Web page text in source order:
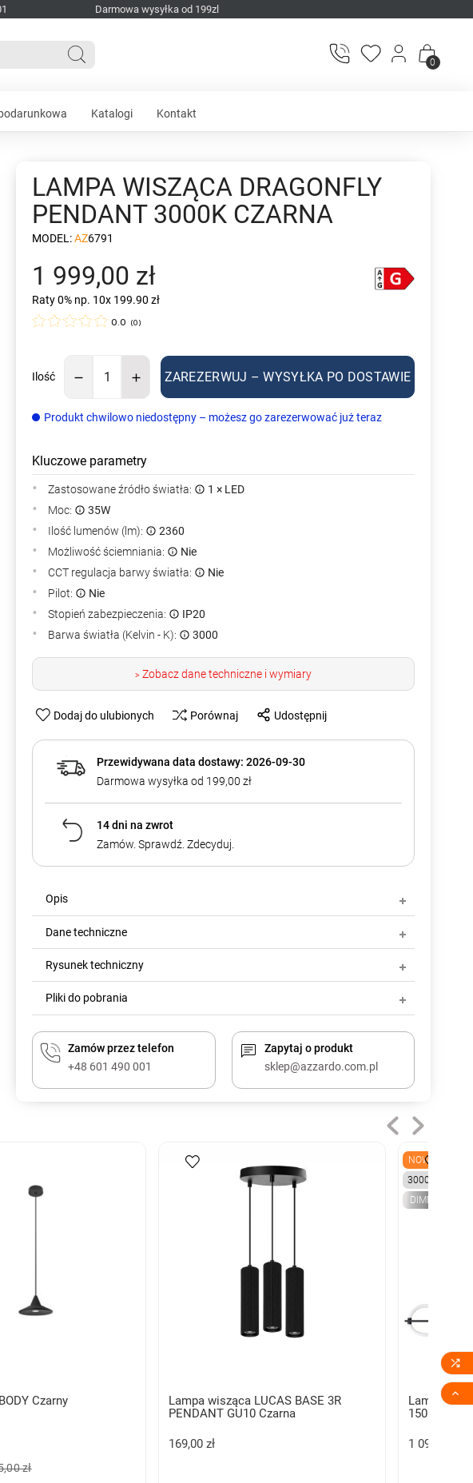
Darmowa wysyłka od 199zl
0
Katalogi Kontakt
LAMPA WISZĄCA DRAGONFLY
PENDANT 3000K CZARNA
MODEL:AZ6791
1 999,00 zł
Raty 0% np. 10x 199.90 zł
0.0 (0)
Ilość ZAREZERWUJ – WYSYŁKA PO DOSTAWIE
Produkt chwilowo niedostępny – możesz go zarezerwować już teraz
Kluczowe parametry
Zastosowane źródło światła:
1 × LED
Moc:
35W
Ilość lumenów (lm):
2360
Możliwość ściemniania:
Nie
CCT regulacja barwy światła:
Nie
Pilot:
Nie
Stopień zabezpieczenia:
IP20
Barwa światła (Kelvin - K):
3000
> Zobacz dane techniczne i wymiary
Dodaj do ulubionych Porównaj Udostępnij
Przewidywana data dostawy: 2026-09-30
Darmowa wysyłka od 199,00 zł
14 dni na zwrot
Zamów. Sprawdź. Zdecyduj.
Opis
Dane techniczne
Rysunek techniczny
Pliki do pobrania
Zamów przez telefon
+48 601 490 001
Zapytaj o produkt
sklep@azzardo.com.pl
Czarny
zł
Lampa wisząca LUCAS BASE 3R
PENDANT GU10 Czarna
169,00 zł
NOWY
3000K
DIMM
Lampa
150 3-
1 099,00 zł

